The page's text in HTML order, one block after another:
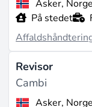
Asker, Norge
På stedet
Revisor
Cambi
Asker, Norge